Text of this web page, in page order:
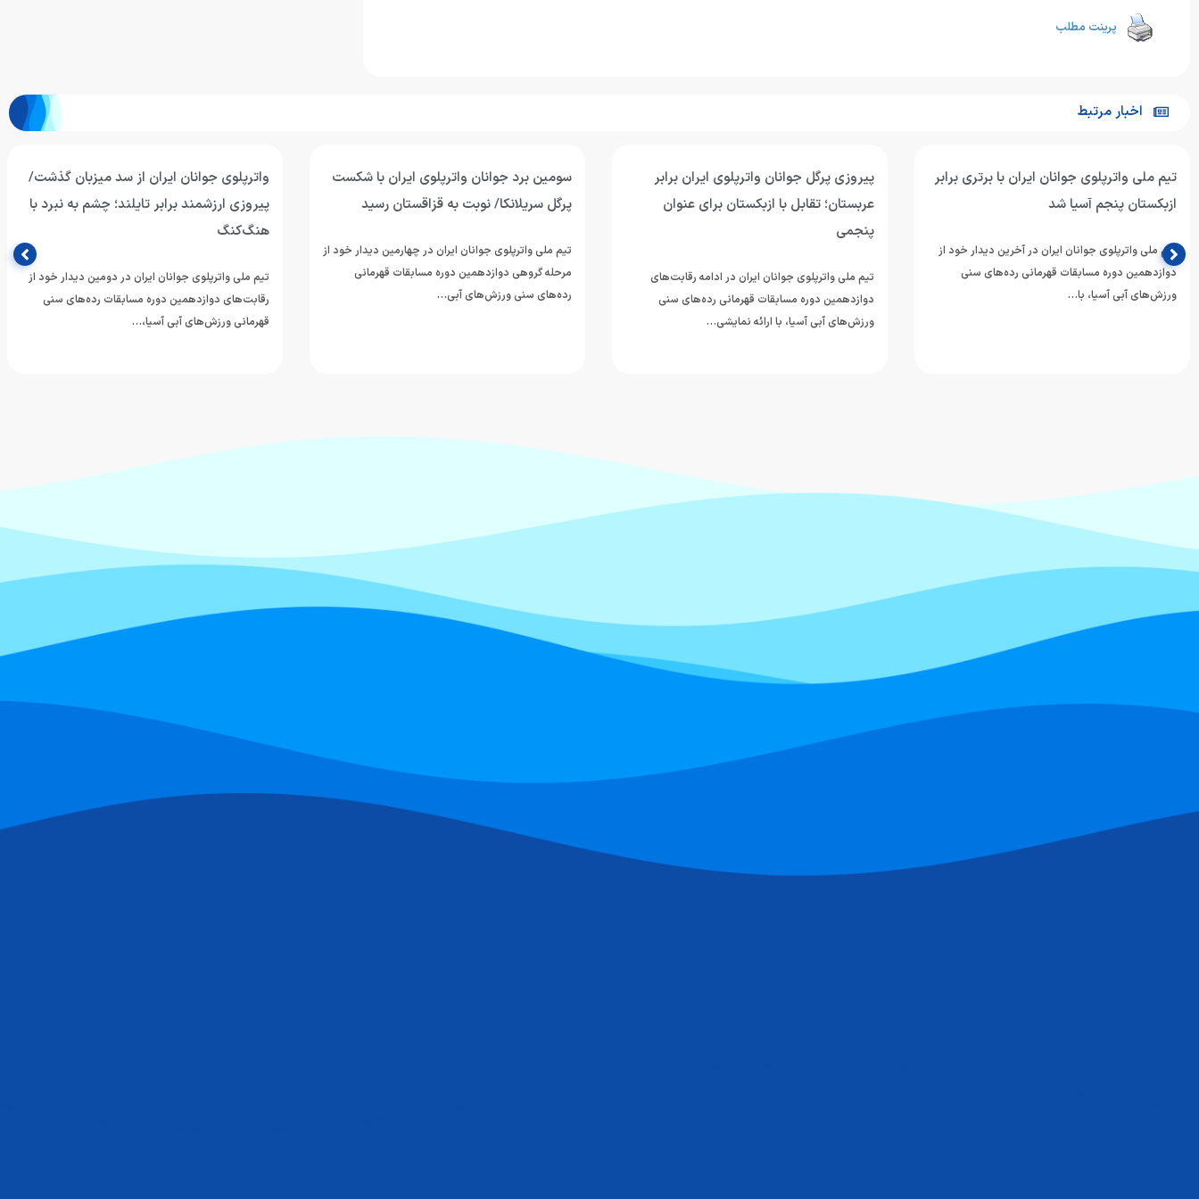
پرینت مطلب
اخبار مرتبط
تیم ملی واترپلوی جوانان ایران با برتری برابر
ازبکستان پنجم آسیا شد
تیم ملی واترپلوی جوانان ایران در آخرین دیدار خود از
دوازدهمین دوره مسابقات قهرمانی رده‌های سنی
ورزش‌های آبی آسیا، با…
پیروزی پرگل جوانان واترپلوی ایران برابر
عربستان؛ تقابل با ازبکستان برای عنوان
پنجمی
تیم ملی واترپلوی جوانان ایران در ادامه رقابت‌های
دوازدهمین دوره مسابقات قهرمانی رده‌های سنی
ورزش‌های آبی آسیا، با ارائه نمایشی…
سومین برد جوانان واترپلوی ایران با شکست
پرگل سریلانکا/ نوبت به قزاقستان رسید
تیم ملی واترپلوی جوانان ایران در چهارمین دیدار خود از
مرحله گروهی دوازدهمین دوره مسابقات قهرمانی
رده‌های سنی ورزش‌های آبی…
واترپلوی جوانان ایران از سد میزبان گذشت/
پیروزی ارزشمند برابر تایلند؛ چشم به نبرد با
هنگ‌کنگ
تیم ملی واترپلوی جوانان ایران در دومین دیدار خود از
رقابت‌های دوازدهمین دوره مسابقات رده‌های سنی
قهرمانی ورزش‌های آبی آسیا،…